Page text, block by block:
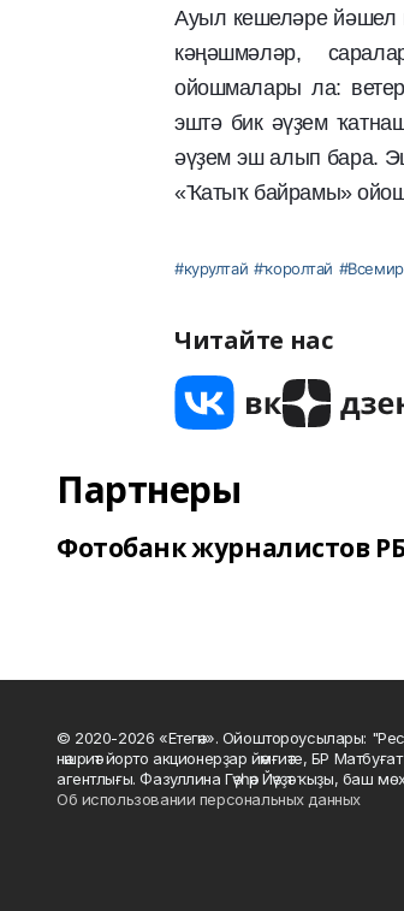
Ауыл кешеләре йәшел
кәңәшмәләр,
ойошмалары ла:
эштә бик әүҙем
әүҙем эш алып бара.
«Ҡатыҡ байрамы»
#курултай #ҡоролтай
Читайте нас
Партнеры
Фотобанк журналистов
© 2020-2026 «Етегән». Ойоштороусылары:
нәшриәт йорто акционерҙар йәмғиәте, БР
агентлығы. Фазуллина Гәүһәр Йәүҙәт ҡыҙы, баш
Об использовании персональных данных